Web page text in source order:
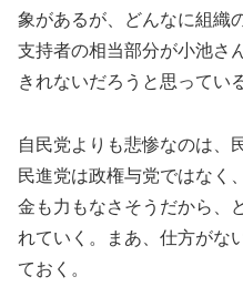
象があるが、どんなに組織
支持者の相当部分が小池さ
きれないだろうと思ってい
自民党よりも悲惨なのは、
民進党は政権与党ではなく
金も力もなさそうだから、
れていく。まあ、仕方がな
ておく。